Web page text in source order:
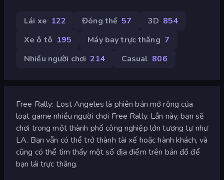
Lái xe 122 Đóng thế 57 3D 854
Xe ô tô 195 Máy bay trực thăng 7
Nhiều người chơi 214 Casual 806
Free Rally: Lost Angeles là phiên bản mở rộng của
loạt game nhiều người chơi Free Rally. Lần này, bạn sẽ
chơi trong một thành phố công nghiệp lớn tương tự như
LA. Bạn vẫn có thể trở thành tài xế hoặc hành khách, và
cũng có thể tìm thấy một số địa điểm trên bản đồ để
bạn lái trực thăng.